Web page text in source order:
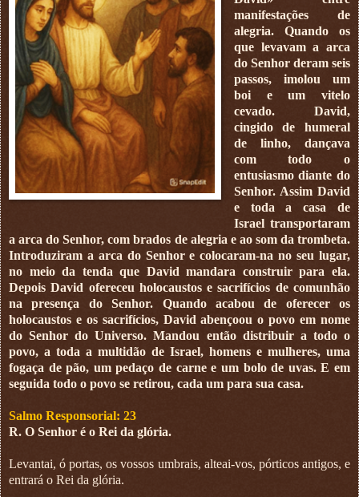
manifestações de
alegria. Quando os
que levavam a arca
do Senhor deram seis
passos, imolou um
boi e um vitelo
cevado. David,
cingido de humeral
de linho, dançava
com todo o
entusiasmo diante do
Senhor. Assim David
e toda a casa de
Israel transportaram
a arca do Senhor, com brados de alegria e ao som da trombeta.
Introduziram a arca do Senhor e colocaram-na no seu lugar,
no meio da tenda que David mandara construir para ela.
Depois David ofereceu holocaustos e sacrifícios de comunhão
na presença do Senhor. Quando acabou de oferecer os
holocaustos e os sacrifícios, David abençoou o povo em nome
do Senhor do Universo. Mandou então distribuir a todo o
povo, a toda a multidão de Israel, homens e mulheres, uma
fogaça de pão, um pedaço de carne e um bolo de uvas. E em
seguida todo o povo se retirou, cada um para sua casa.
Salmo Responsorial: 23
R. O Senhor é o Rei da glória.
Levantai, ó portas, os vossos umbrais, alteai-vos, pórticos antigos, e
entrará o Rei da glória.